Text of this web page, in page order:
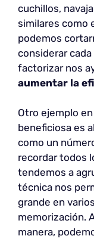
cuchillos,
similares como
podemos
considerar
factorizar nos
aumentar la
Otro ejemplo
beneficiosa es al
como un
recordar todos
tendemos a
técnica nos
grande en
memorización.
manera,